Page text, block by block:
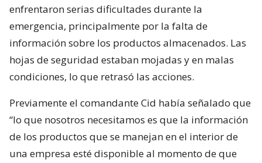
enfrentaron serias dificultades durante la
emergencia, principalmente por la falta de
información sobre los productos almacenados. Las
hojas de seguridad estaban mojadas y en malas
condiciones, lo que retrasó las acciones.
Previamente el comandante Cid había señalado que
“lo que nosotros necesitamos es que la información
de los productos que se manejan en el interior de
una empresa esté disponible al momento de que